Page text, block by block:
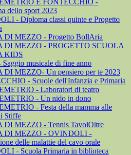
E FONTECCHIO -
dello sport 2023
- Diploma classi quinte e Progetto
DI MEZZO - Progetto BollAria
DI MEZZO - PROGETTO SCUOLA
KIDS
musicale di fine anno
DI MEZZO- Un pensiero per te 2023
- Scuole dell'Infanzia e Primaria
- Laboratori di teatro
- Un nido in dono
- Festa della mamma alle
Stiffe
DI MEZZO - Tennis TavolOltre
DI MEZZO - OVINDOLI -
delle malattie del cavo orale
- Scuola Primaria in biblioteca